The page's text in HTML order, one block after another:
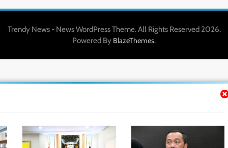
Trendy News - News WordPress Theme. All Rights Reserved 2026.
Powered By BlazeThemes.